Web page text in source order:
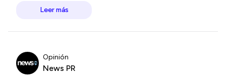
Leer más
Opinión
News PR